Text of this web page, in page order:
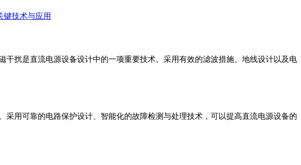
扰是直流电源设备设计中的一项重要技术。采用有效的滤波措施、地线设计以及电
用可靠的电路保护设计、智能化的故障检测与处理技术，可以提高直流电源设备的